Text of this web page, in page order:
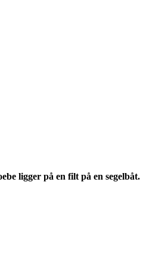
ligger på en filt på en segelbåt.